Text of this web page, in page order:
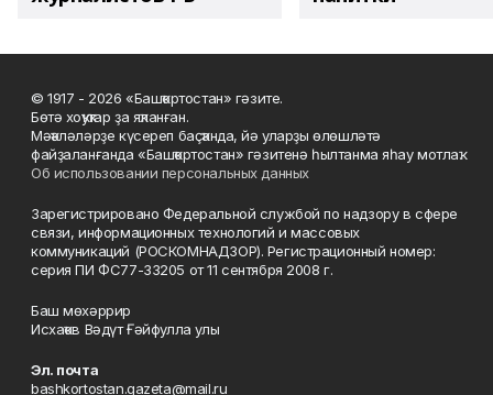
© 1917 - 2026 «Башҡортостан» гәзите.
Бөтә хоҡуҡтар ҙа яҡланған.
Мәҡәләләрҙе күсереп баҫҡанда, йә уларҙы өлөшләтә
файҙаланғанда «Башҡортостан» гәзитенә һылтанма яһау мотлаҡ.
Об использовании персональных данных
Зарегистрировано Федеральной службой по надзору в сфере
связи, информационных технологий и массовых
коммуникаций (РОСКОМНАДЗОР). Регистрационный номер:
серия ПИ ФС77-33205 от 11 сентября 2008 г.
Баш мөхәррир
Исхаҡов Вәдүт Ғәйфулла улы
Эл. почта
bashkortostan.gazeta@mail.ru